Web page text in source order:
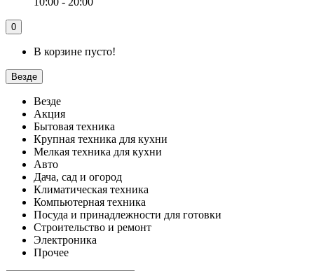
0
В корзине пусто!
Везде
Везде
Акция
Бытовая техника
Крупная техника для кухни
Мелкая техника для кухни
Авто
Дача, сад и огород
Климатическая техника
Компьютерная техника
Посуда и принадлежности для готовки
Строительство и ремонт
Электроника
Прочее